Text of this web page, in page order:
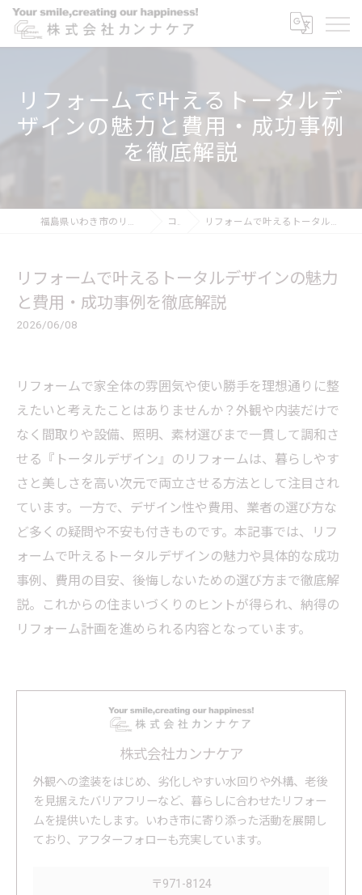
リフォームで叶えるトータルデ
ザインの魅力と費用・成功事例
を徹底解説
福島県いわき市のリフォームなら株式会社カンナケア コラム リフォームで叶えるトータルデザインの魅力と費用・成功事例を徹底解説
リフォームで叶えるトータルデザインの魅力
と費用・成功事例を徹底解説
2026/06/08
リフォームで家全体の雰囲気や使い勝手を理想通りに整
えたいと考えたことはありませんか？外観や内装だけで
なく間取りや設備、照明、素材選びまで一貫して調和さ
せる『トータルデザイン』のリフォームは、暮らしやす
さと美しさを高い次元で両立させる方法として注目され
ています。一方で、デザイン性や費用、業者の選び方な
ど多くの疑問や不安も付きものです。本記事では、リフ
ォームで叶えるトータルデザインの魅力や具体的な成功
事例、費用の目安、後悔しないための選び方まで徹底解
説。これからの住まいづくりのヒントが得られ、納得の
リフォーム計画を進められる内容となっています。
株式会社カンナケア
外観への塗装をはじめ、劣化しやすい水回りや外構、老後
を見据えたバリアフリーなど、暮らしに合わせたリフォー
ムを提供いたします。いわき市に寄り添った活動を展開し
ており、アフターフォローも充実しています。
〒971-8124